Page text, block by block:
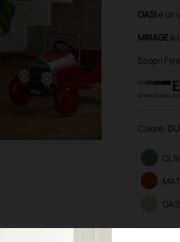
OASI è un
MIRAGE è
Scopri
Colore: